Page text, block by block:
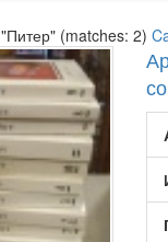
"Питер" (matches: 2)